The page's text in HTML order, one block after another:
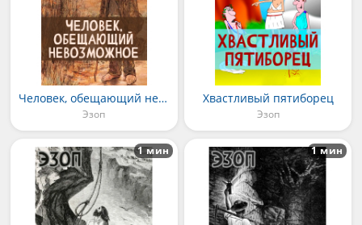
Человек, обещающий невозможное
Эзоп
Хвастливый пятиборец
Эзоп
1 мин 1 мин